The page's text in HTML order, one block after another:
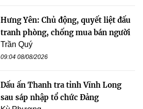
Hưng Yên: Chủ động, quyết liệt đấu
tranh phòng, chống mua bán người
Trần Quý
09:04 08/08/2026
Dấu ấn Thanh tra tỉnh Vĩnh Long
sau sáp nhập tổ chức Đảng